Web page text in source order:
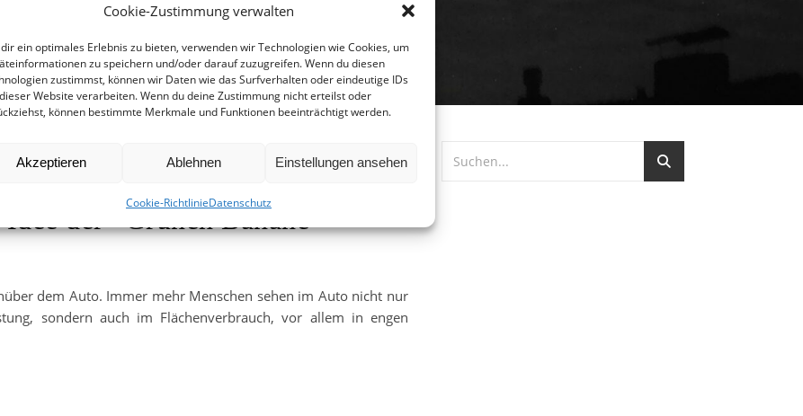
Cookie-Zustimmung verwalten
ein optimales Erlebnis zu bieten, verwenden wir Technologien wie Cookies, um
zu speichern und/oder darauf zuzugreifen. Wenn du diesen
zustimmst, können wir Daten wie das Surfverhalten oder eindeutige IDs
Website verarbeiten. Wenn du deine Zustimmung nicht erteilst oder
können bestimmte Merkmale und Funktionen beeinträchtigt werden.
Akzeptieren Ablehnen Einstellungen ansehen
Cookie-RichtlinieDatenschutz
vom Lindener Markplatz bis
der “Grünen Banane”
dem Auto. Immer mehr Menschen sehen im Auto nicht nur
sondern auch im Flächenverbrauch, vor allem in engen